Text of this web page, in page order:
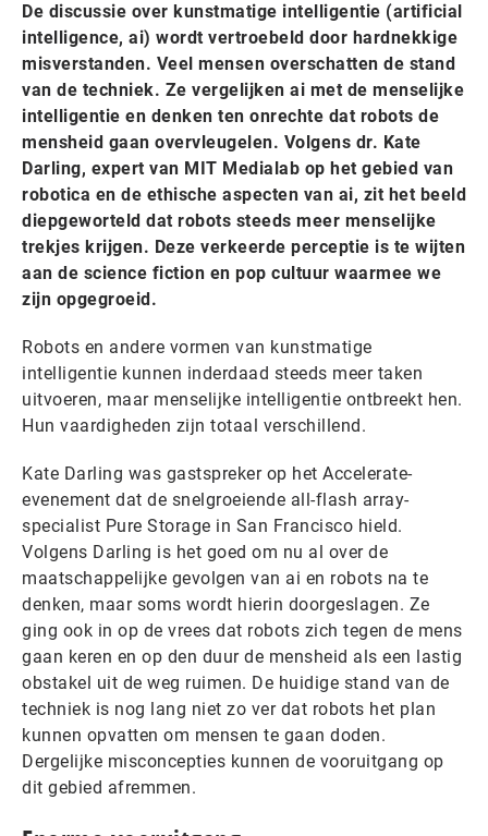
De discussie over kunstmatige intelligentie (artificial
intelligence, ai) wordt vertroebeld door hardnekkige
misverstanden. Veel mensen overschatten de stand
van de techniek. Ze vergelijken ai met de menselijke
intelligentie en denken ten onrechte dat robots de
mensheid gaan overvleugelen. Volgens dr. Kate
Darling, expert van MIT Medialab op het gebied van
robotica en de ethische aspecten van ai, zit het beeld
diepgeworteld dat robots steeds meer menselijke
trekjes krijgen. Deze verkeerde perceptie is te wijten
aan de science fiction en pop cultuur waarmee we
zijn opgegroeid.
Robots en andere vormen van kunstmatige
intelligentie kunnen inderdaad steeds meer taken
uitvoeren, maar menselijke intelligentie ontbreekt hen.
Hun vaardigheden zijn totaal verschillend.
Kate Darling was gastspreker op het Accelerate-
evenement dat de snelgroeiende all-flash array-
specialist Pure Storage in San Francisco hield.
Volgens Darling is het goed om nu al over de
maatschappelijke gevolgen van ai en robots na te
denken, maar soms wordt hierin doorgeslagen. Ze
ging ook in op de vrees dat robots zich tegen de mens
gaan keren en op den duur de mensheid als een lastig
obstakel uit de weg ruimen. De huidige stand van de
techniek is nog lang niet zo ver dat robots het plan
kunnen opvatten om mensen te gaan doden.
Dergelijke misconcepties kunnen de vooruitgang op
dit gebied afremmen.